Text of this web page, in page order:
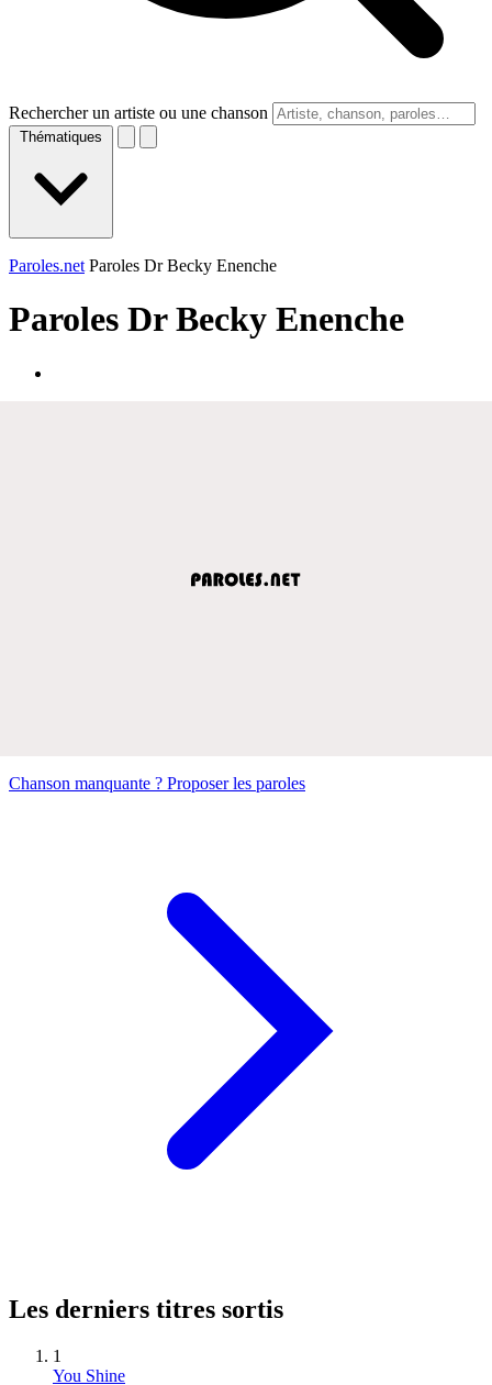
Rechercher un artiste ou une chanson
Thématiques
Paroles.net Paroles Dr Becky Enenche
Paroles Dr Becky Enenche
Chanson manquante ? Proposer les paroles
Les derniers titres sortis
1
You Shine